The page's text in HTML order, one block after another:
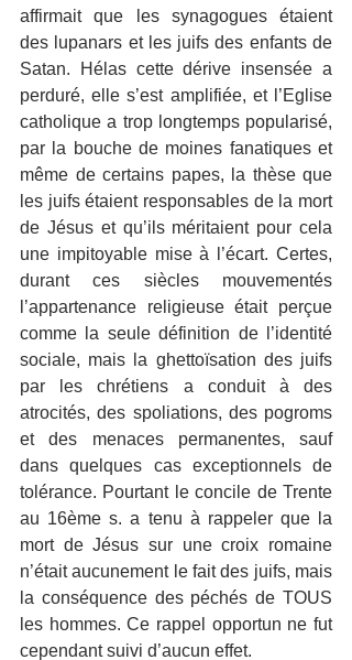
affirmait que les synagogues étaient
des lupanars et les juifs des enfants de
Satan. Hélas cette dérive insensée a
perduré, elle s’est amplifiée, et l’Eglise
catholique a trop longtemps popularisé,
par la bouche de moines fanatiques et
même de certains papes, la thèse que
les juifs étaient responsables de la mort
de Jésus et qu’ils méritaient pour cela
une impitoyable mise à l’écart. Certes,
durant ces siècles mouvementés
l’appartenance religieuse était perçue
comme la seule définition de l’identité
sociale, mais la ghettoïsation des juifs
par les chrétiens a conduit à des
atrocités, des spoliations, des pogroms
et des menaces permanentes, sauf
dans quelques cas exceptionnels de
tolérance. Pourtant le concile de Trente
au 16ème s. a tenu à rappeler que la
mort de Jésus sur une croix romaine
n’était aucunement le fait des juifs, mais
la conséquence des péchés de TOUS
les hommes. Ce rappel opportun ne fut
cependant suivi d’aucun effet.